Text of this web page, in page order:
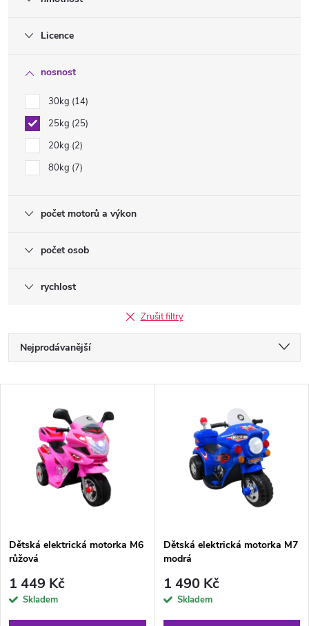
Licence
nosnost
30kg 14
25kg 25
20kg 2
80kg 7
počet motorů a výkon
počet osob
rychlost
Zrušit filtry
Ř
a
p
r
Nejprodávanější
Abecedně
s
p
r
Dětská elektrická motorka M6
růžová
1 449 Kč
Skladem
Dětská elektrická motorka M7
modrá
1 490 Kč
Skladem